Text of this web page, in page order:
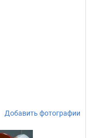
Добавить фотографии